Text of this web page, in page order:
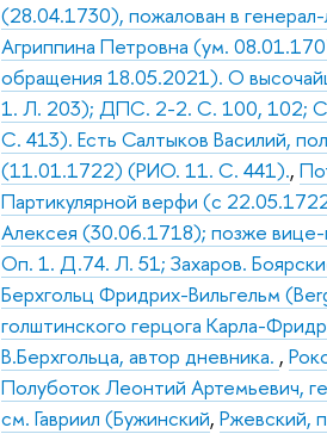
(28.04.1730), пожалован в
Агриппина Петровна (ум.
обращения 18.05.2021). О
1. Л. 203); ДПС. 2-2. С. 100, 102;
С. 413). Есть Салтыков Василий,
(11.01.1722) (РИО. 11. С. 441).,
Партикулярной верфи (с
Алексея (30.06.1718); позже
Оп. 1. Д.74. Л. 51; Захаров.
Берхгольц Фридрих-Вильгельм
голштинского герцога Карла-
В.Берхгольца, автор дневника. ,
Полуботок Леонтий Артемьевич,
см. Гавриил (Бужинский,Ржевский,